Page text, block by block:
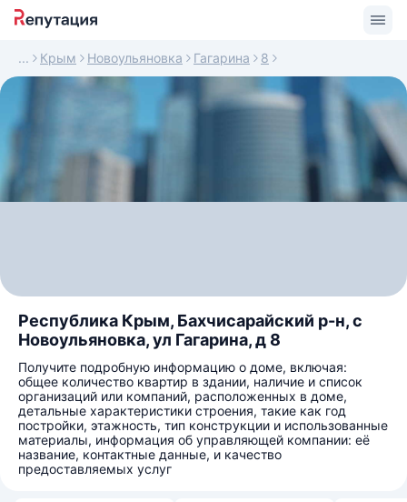
Крым Новоульяновка Гагарина 8
Республика Крым, Бахчисарайский р-н, с
Новоульяновка, ул Гагарина, д 8
Получите подробную информацию о доме, включая:
общее количество квартир в здании, наличие и список
организаций или компаний, расположенных в доме,
детальные характеристики строения, такие как год
постройки, этажность, тип конструкции и использованные
материалы, информация об управляющей компании: её
название, контактные данные, и качество
предоставляемых услуг